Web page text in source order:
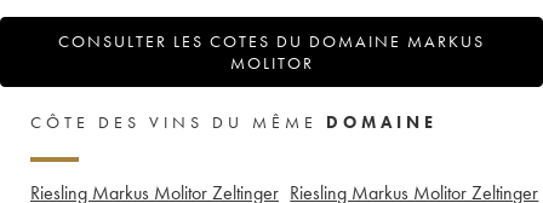
CONSULTER LES COTES DU DOMAINE MARKUS
MOLITOR
CÔTE DES VINS DU MÊME DOMAINE
Riesling Markus Molitor Zeltinger Riesling Markus Molitor Zeltinger